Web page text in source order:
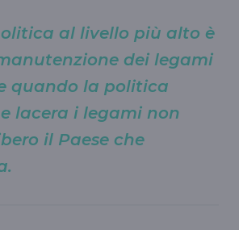
al livello più alto è
dei legami
quando la politica
lacera i legami non
il Paese che